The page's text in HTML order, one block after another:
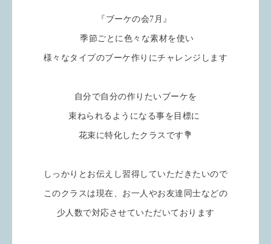
『ブーケの会7月』
季節ごとに色々な素材を使い
様々なタイプのブーケ作りにチャレンジします
自分で自分の作りたいブーケを
束ねられるようになる事を目標に
花束に特化したクラスです💐
しっかりとお伝えし習得していただきたいので
このクラスは現在、お一人やお友達同士などの
少人数で対応させていただいております